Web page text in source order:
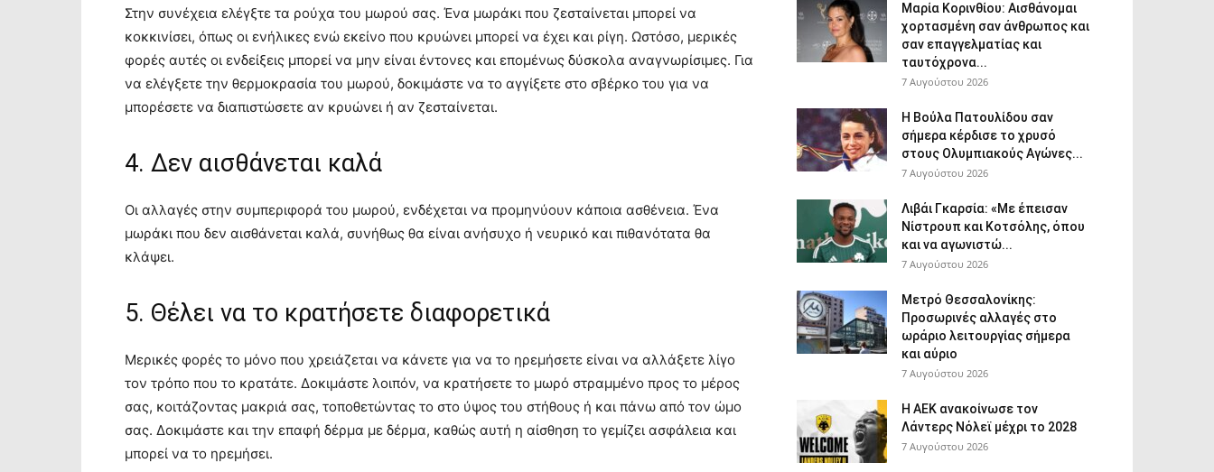
Στην συνέχεια ελέγξτε τα ρούχα του μωρού σας. Ένα μωράκι που ζεσταίνεται μπορεί να
κοκκινίσει, όπως οι ενήλικες ενώ εκείνο που κρυώνει μπορεί να έχει και ρίγη. Ωστόσο, μερικές
φορές αυτές οι ενδείξεις μπορεί να μην είναι έντονες και επομένως δύσκολα αναγνωρίσιμες. Για
να ελέγξετε την θερμοκρασία του μωρού, δοκιμάστε να το αγγίξετε στο σβέρκο του για να
μπορέσετε να διαπιστώσετε αν κρυώνει ή αν ζεσταίνεται.
4. Δεν αισθάνεται καλά
Οι αλλαγές στην συμπεριφορά του μωρού, ενδέχεται να προμηνύουν κάποια ασθένεια. Ένα
μωράκι που δεν αισθάνεται καλά, συνήθως θα είναι ανήσυχο ή νευρικό και πιθανότατα θα
κλάψει.
5. Θέλει να το κρατήσετε διαφορετικά
Μερικές φορές το μόνο που χρειάζεται να κάνετε για να το ηρεμήσετε είναι να αλλάξετε λίγο
τον τρόπο που το κρατάτε. Δοκιμάστε λοιπόν, να κρατήσετε το μωρό στραμμένο προς το μέρος
σας, κοιτάζοντας μακριά σας, τοποθετώντας το στο ύψος του στήθους ή και πάνω από τον ώμο
σας. Δοκιμάστε και την επαφή δέρμα με δέρμα, καθώς αυτή η αίσθηση το γεμίζει ασφάλεια και
μπορεί να το ηρεμήσει.
Μαρία Κορινθίου: Αισθάνομαι
χορτασμένη σαν άνθρωπος και
σαν επαγγελματίας και
ταυτόχρονα...
7 Αυγούστου 2026
Η Βούλα Πατουλίδου σαν
σήμερα κέρδισε το χρυσό
στους Ολυμπιακούς Αγώνες...
7 Αυγούστου 2026
Λιβάι Γκαρσία: «Με έπεισαν
Νίστρουπ και Κοτσόλης, όπου
και να αγωνιστώ...
7 Αυγούστου 2026
Μετρό Θεσσαλονίκης:
Προσωρινές αλλαγές στο
ωράριο λειτουργίας σήμερα
και αύριο
7 Αυγούστου 2026
Η ΑΕΚ ανακοίνωσε τον
Λάντερς Νόλεϊ μέχρι το 2028
7 Αυγούστου 2026